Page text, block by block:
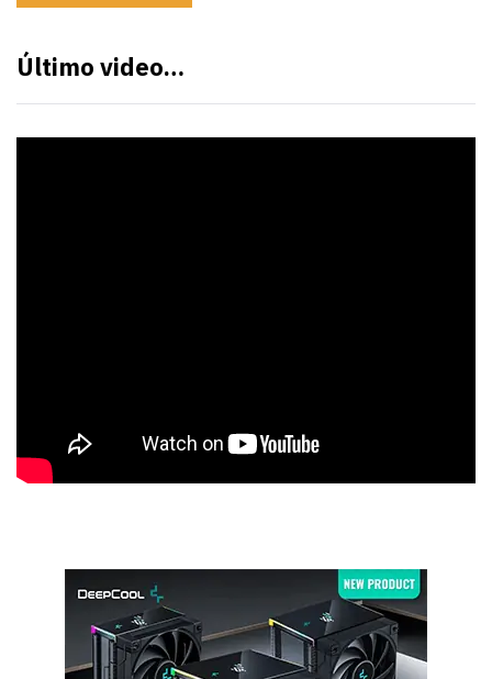
Último video…